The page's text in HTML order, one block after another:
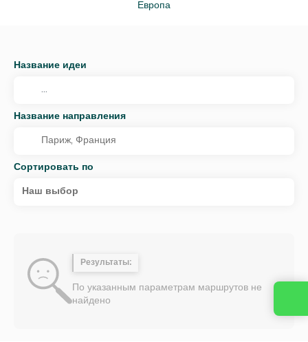
Европа
Название идеи
Название направления
Сортировать по
Наш выбор
Результаты:
По указанным параметрам маршрутов не
найдено